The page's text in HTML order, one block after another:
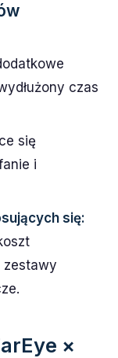
czas
się
i
się:
zestawy
×